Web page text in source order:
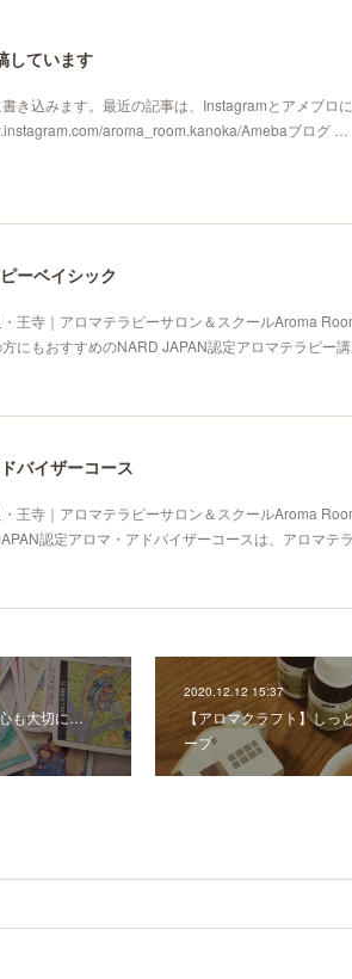
しています
き込みます。最近の記事は、Instagramとアメブロに
aroma_room.kanoka/Amebaブログ …
ーベイシック
王寺｜アロマテラピーサロン＆スクールAroma
にもおすすめのNARD JAPAN認定アロマテラピー
バイザーコース
王寺｜アロマテラピーサロン＆スクールAroma
認定アロマ・アドバイザーコースは、アロマテ
も大切に…
2020.12.12 15:37
【アロマクラフト】しっ
ープ